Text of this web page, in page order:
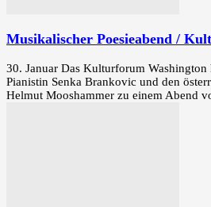
Musikalischer Poesieabend /
30. Januar Das Kulturforum Washington
Pianistin Senka Brankovic und den
Helmut Mooshammer zu einem Abend